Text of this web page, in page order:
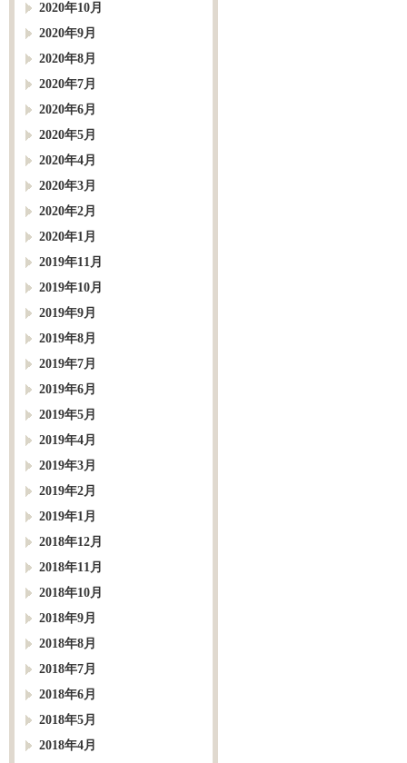
2020年10月
2020年9月
2020年8月
2020年7月
2020年6月
2020年5月
2020年4月
2020年3月
2020年2月
2020年1月
2019年11月
2019年10月
2019年9月
2019年8月
2019年7月
2019年6月
2019年5月
2019年4月
2019年3月
2019年2月
2019年1月
2018年12月
2018年11月
2018年10月
2018年9月
2018年8月
2018年7月
2018年6月
2018年5月
2018年4月